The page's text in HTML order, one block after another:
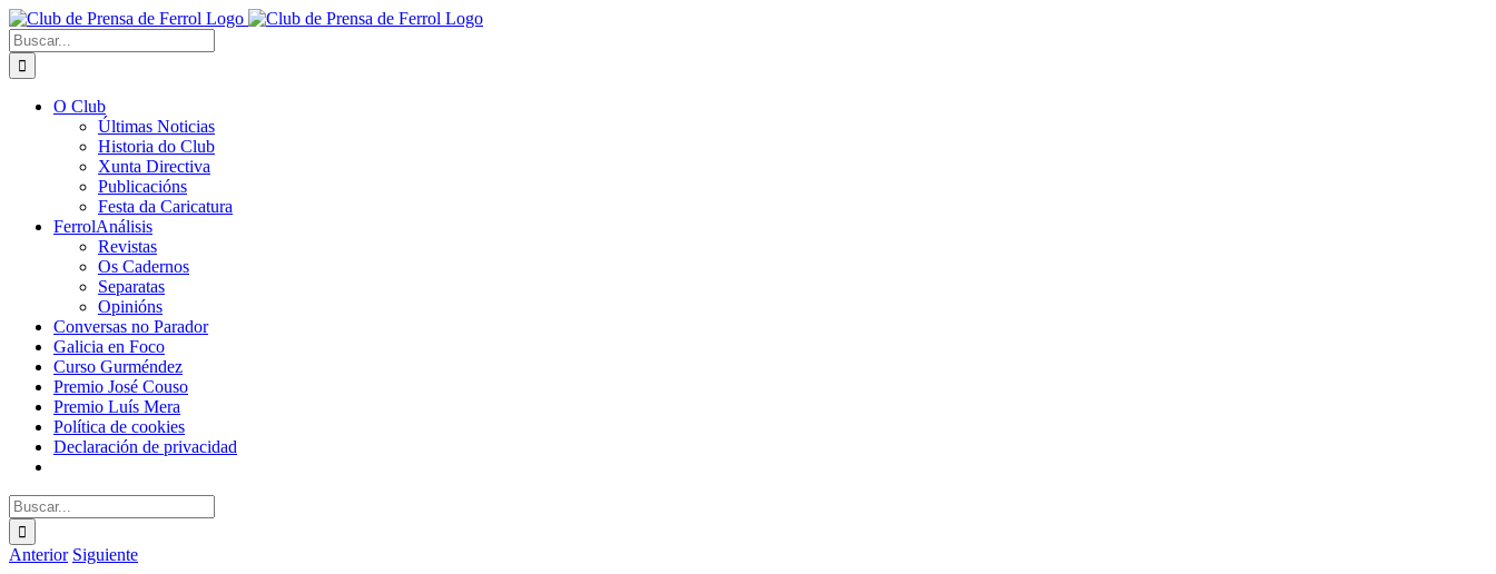
Saltar
al
contenido
Buscar:
O Club
Últimas Noticias
Historia do Club
Xunta Directiva
Publicacións
Festa da Caricatura
FerrolAnálisis
Revistas
Os Cadernos
Separatas
Opinións
Conversas no Parador
Galicia en Foco
Curso Gurméndez
Premio José Couso
Premio Luís Mera
Política de cookies
Declaración de privacidad
Buscar:
Anterior Siguiente